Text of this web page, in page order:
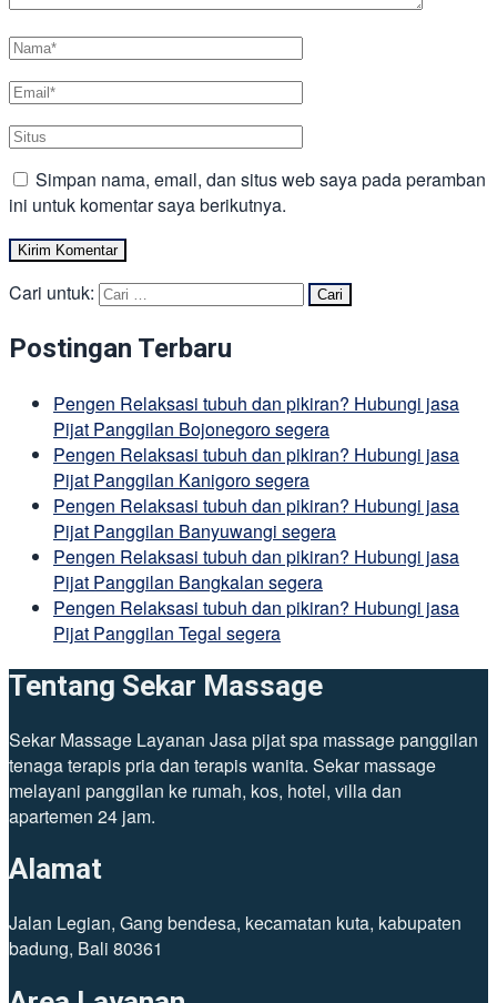
Simpan nama, email, dan situs web saya pada peramban
ini untuk komentar saya berikutnya.
Cari untuk:
Postingan Terbaru
Pengen Relaksasi tubuh dan pikiran? Hubungi jasa
Pijat Panggilan Bojonegoro segera
Pengen Relaksasi tubuh dan pikiran? Hubungi jasa
Pijat Panggilan Kanigoro segera
Pengen Relaksasi tubuh dan pikiran? Hubungi jasa
Pijat Panggilan Banyuwangi segera
Pengen Relaksasi tubuh dan pikiran? Hubungi jasa
Pijat Panggilan Bangkalan segera
Pengen Relaksasi tubuh dan pikiran? Hubungi jasa
Pijat Panggilan Tegal segera
Tentang Sekar Massage
Sekar Massage Layanan Jasa pijat spa massage panggilan
tenaga terapis pria dan terapis wanita. Sekar massage
melayani panggilan ke rumah, kos, hotel, villa dan
apartemen 24 jam.
Alamat
Jalan Legian, Gang bendesa, kecamatan kuta, kabupaten
badung, Bali 80361